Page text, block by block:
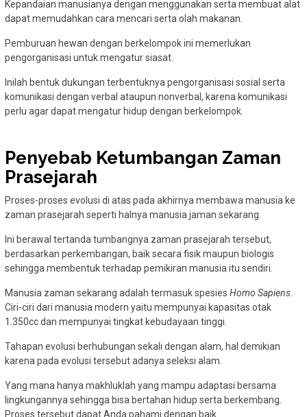
Kepandaian manusianya dengan menggunakan serta membuat alat
dapat memudahkan cara mencari serta olah makanan.
Pemburuan hewan dengan berkelompok ini memerlukan
pengorganisasi untuk mengatur siasat.
Inilah bentuk dukungan terbentuknya pengorganisasi sosial serta
komunikasi dengan verbal ataupun nonverbal, karena komunikasi
perlu agar dapat mengatur hidup dengan berkelompok.
Penyebab Ketumbangan Zaman
Prasejarah
Proses-proses evolusi di atas pada akhirnya membawa manusia ke
zaman prasejarah seperti halnya manusia jaman sekarang.
Ini berawal tertanda tumbangnya zaman prasejarah tersebut,
berdasarkan perkembangan, baik secara fisik maupun biologis
sehingga membentuk terhadap pemikiran manusia itu sendiri.
Manusia zaman sekarang adalah termasuk spesies Homo Sapiens
Ciri-ciri dari manusia modern yaitu mempunyai kapasitas otak
1.350cc dan mempunyai tingkat kebudayaan tinggi.
Tahapan evolusi berhubungan sekali dengan alam, hal demikian
karena pada evolusi tersebut adanya seleksi alam.
Yang mana hanya makhluklah yang mampu adaptasi bersama
lingkungannya sehingga bisa bertahan hidup serta berkembang.
Proses tersebut dapat Anda pahami dengan baik.